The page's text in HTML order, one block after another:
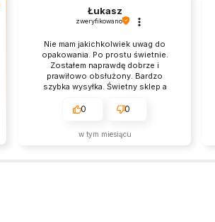
Łukasz
zweryfikowano
Nie mam jakichkolwiek uwag do
opakowania. Po prostu świetnie.
Zostałem naprawdę dobrze i
prawiłowo obsłużony. Bardzo
szybka wysyłka. Świetny sklep a
poziomie.
0 0
w tym miesiącu